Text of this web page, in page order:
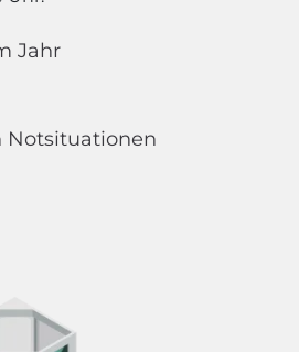
Jahr
Notsituationen